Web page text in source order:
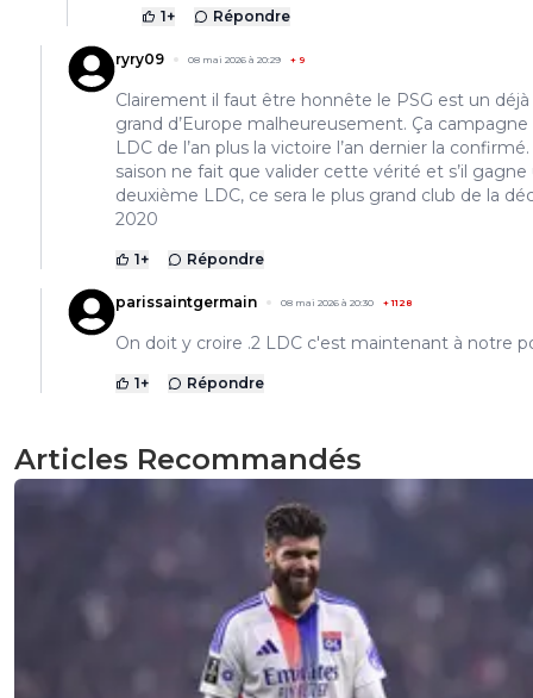
1+ Répondre
ryry09 08 mai 2026 à 20:29 + 9
Clairement il faut être honnête le PSG est un
grand d’Europe malheureusement. Ça campagne
LDC de l’an plus la victoire l’an dernier la
saison ne fait que valider cette vérité et s’il gagne
deuxième LDC, ce sera le plus grand club de la
2020
1+ Répondre
parissaintgermain 08 mai 2026 à 20:30 +1128
On doit y croire .2 LDC c'est maintenant à notre
1+ Répondre
Articles Recommandés